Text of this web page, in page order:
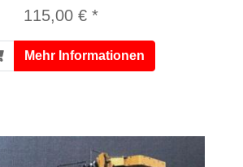
115,00 € *
Mehr Informationen